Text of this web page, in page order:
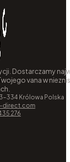
Dostarczamy
vana w
334 Królowa Polska
direct.com
276